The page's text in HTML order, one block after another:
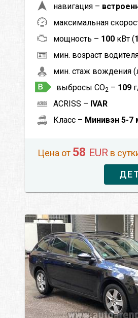
навигация –
максимальная
мощность – 100 кВт (
мин. возраст
мин. стаж вождения
выбросы CO2 – 109
ACRISS – IVAR
Класс – Минивэн 5-7
Цена от 58 EUR в